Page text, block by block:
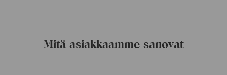
Mitä asiakkaamme sanovat